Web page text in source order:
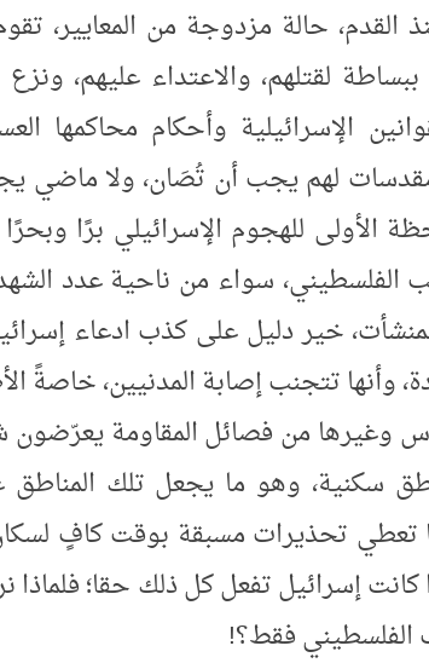
القدم، حالة مزدوجة من المعايير،
لقتلهم، والاعتداء عليهم، ونزع
الإسرائيلية وأحكام محاكمها
لهم يجب أن تُصَان، ولا ماضي
الأولى للهجوم الإسرائيلي برًا
الفلسطيني، سواء من ناحية عدد
خير دليل على كذب ادعاء
تتجنب إصابة المدنيين، خاصةً
وغيرها من فصائل المقاومة يعرّضون
سكنية، وهو ما يجعل تلك
تعطي تحذيرات مسبقة بوقت كافٍ
كانت إسرائيل تفعل كل ذلك حقا؛ فلماذا
الفلسطيني فقط؟!